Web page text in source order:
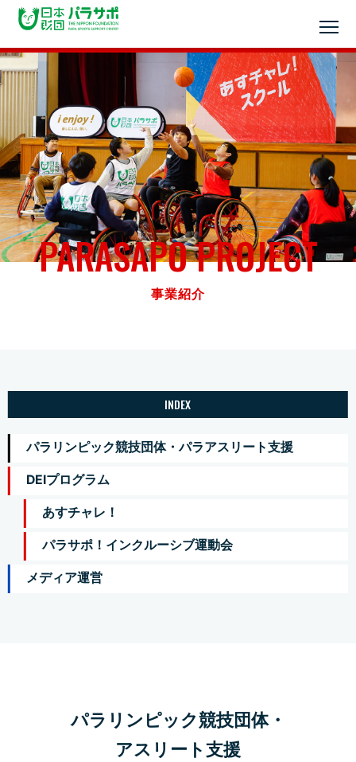
PARASAPO PROJECT
事業紹介
INDEX
パラリンピック競技団体・パラアスリート支援
DEIプログラム
あすチャレ！
パラサポ！インクルーシブ運動会
メディア運営
パラリンピック競技団体・
アスリート支援